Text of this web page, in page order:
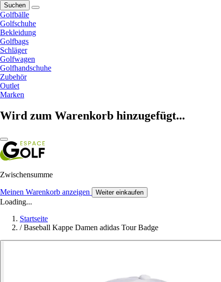
Suchen
Golfbälle
Golfschuhe
Bekleidung
Golfbags
Schläger
Golfwagen
Golfhandschuhe
Zubehör
Outlet
Marken
Wird zum Warenkorb hinzugefügt...
Zwischensumme
Meinen Warenkorb anzeigen Weiter einkaufen
Loading...
Startseite
/ Baseball Kappe Damen adidas Tour Badge